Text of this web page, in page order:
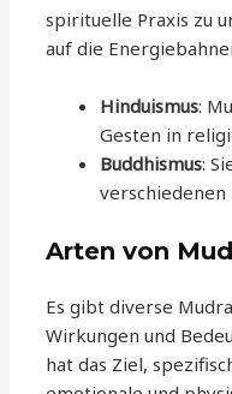
spirituelle Praxis zu
auf die
Hinduismus:
Gesten in
Buddhismus:
verschiedenen
Arten von
Es gibt diverse
Wirkungen und
hat das Ziel,